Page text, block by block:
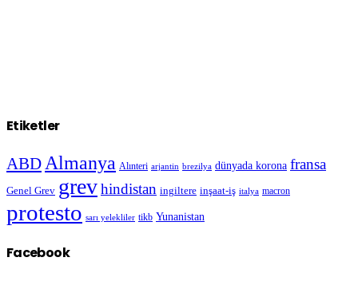
Etiketler
ABD Almanya Alınteri arjantin brezilya dünyada korona fransa
Genel Grev grevhindistan ingiltere inşaat-iş italya macron
protesto sarı yelekliler tikb Yunanistan
Facebook